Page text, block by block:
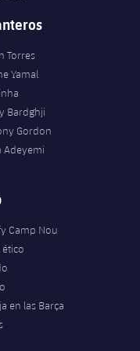
Torres
Yamal
Bardghji
Gordon
Adeyemi
Camp Nou
ético
en las Barça